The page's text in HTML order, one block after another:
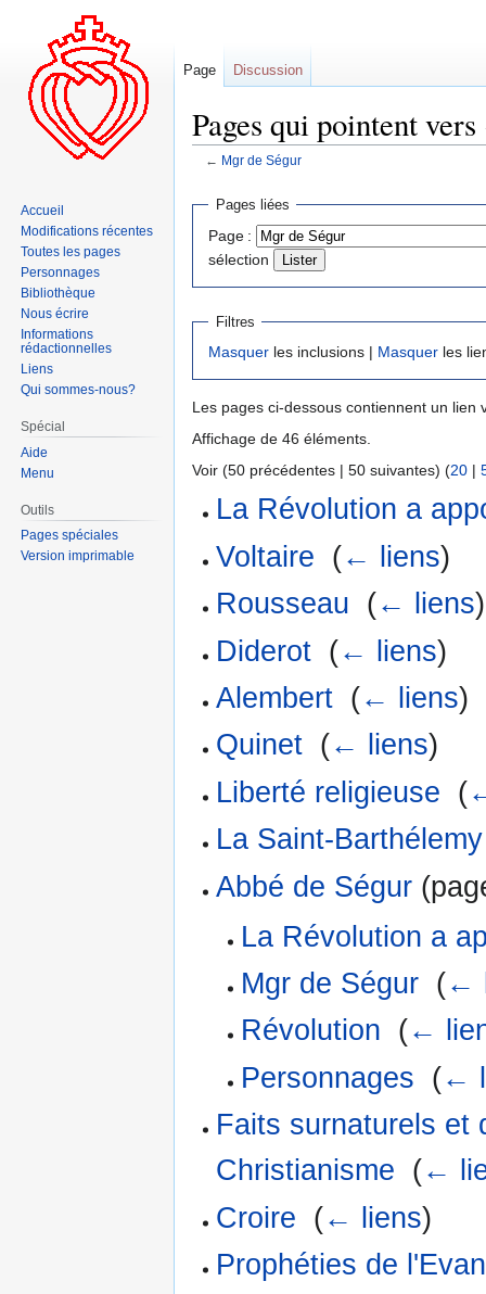
Pages qui pointent
← Mgr de Ségur
Aller
navigation
Aller
recherche
Pages liées
Page :
sélection
Filtres
Masquer les inclusions | Masquer les
Les pages ci-dessous contiennent un lien
Affichage de 46 éléments.
Voir (50 précédentes | 50 suivantes) (20 |
La Révolution a
Voltaire (← liens)
Rousseau (← liens)
Diderot (← liens)
Alembert (← liens)
Quinet (← liens)
Liberté religieuse (
La Saint-
Abbé de Ségur
La Révolution a
Mgr de Ségur‎ (←
Révolution (←
Personnages (←
Faits surnaturels et
Christianisme (←
Croire (← liens)
Prophéties de
Page Discussion
Accueil
Modifications récentes
Toutes les pages
Personnages
Bibliothèque
Nous écrire
Informations
rédactionnelles
Liens
Qui sommes-nous?
Spécial
Aide
Menu
Outils
Pages spéciales
Version imprimable